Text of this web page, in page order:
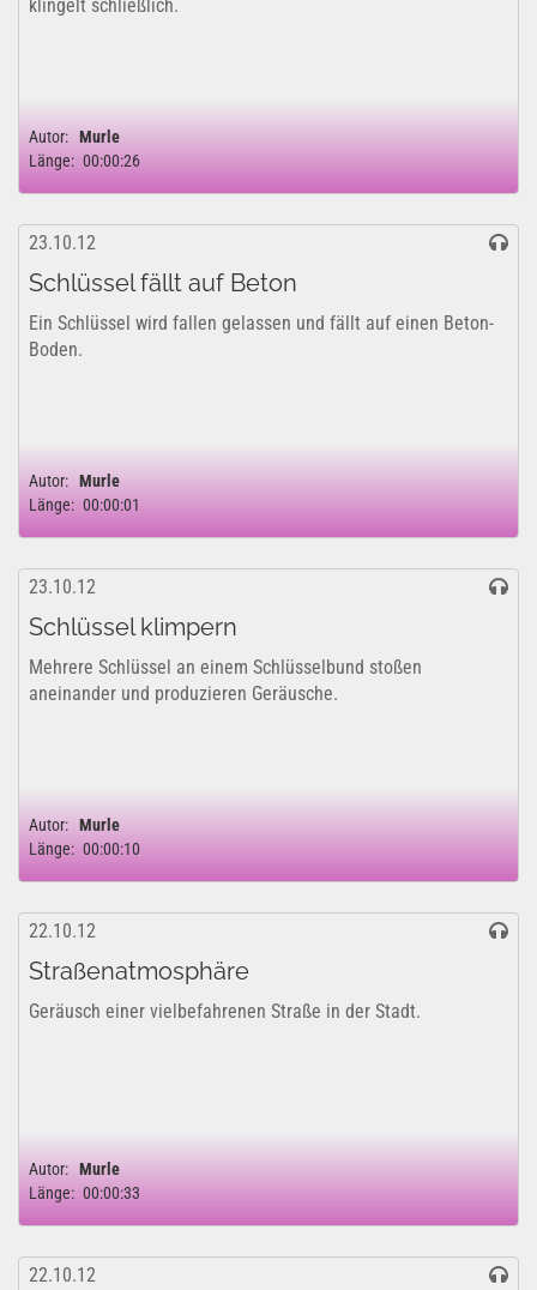
klingelt schließlich.
Autor: Murle
Länge: 00:00:26
23.10.12
Schlüssel fällt auf Beton
Ein Schlüssel wird fallen gelassen und fällt auf einen Beton-
Boden.
Autor: Murle
Länge: 00:00:01
23.10.12
Schlüssel klimpern
Mehrere Schlüssel an einem Schlüsselbund stoßen
aneinander und produzieren Geräusche.
Autor: Murle
Länge: 00:00:10
22.10.12
Straßenatmosphäre
Geräusch einer vielbefahrenen Straße in der Stadt.
Autor: Murle
Länge: 00:00:33
22.10.12